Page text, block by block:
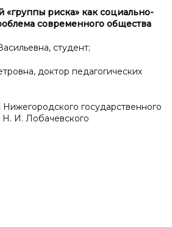
«группы риска» как социально-
современного общества
студент;
доктор педагогических
государственного
Н. И. Лобачевского